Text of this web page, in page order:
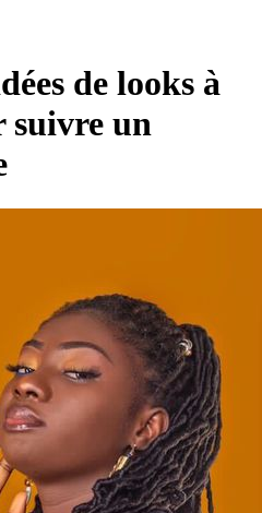
de looks à
suivre un